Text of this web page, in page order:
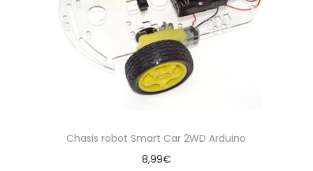
a
c
i
ó
n
i
d
o
Chasis robot Smart Car 2WD Arduino
8,99€